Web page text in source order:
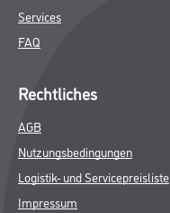
Services
FAQ
Rechtliches
AGB
Nutzungsbedingungen
Logistik- und Servicepreisliste
Impressum